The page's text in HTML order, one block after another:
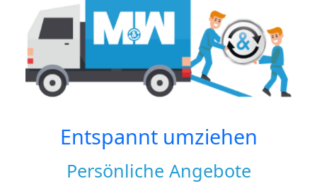
Entspannt umziehen
Persönliche Angebote